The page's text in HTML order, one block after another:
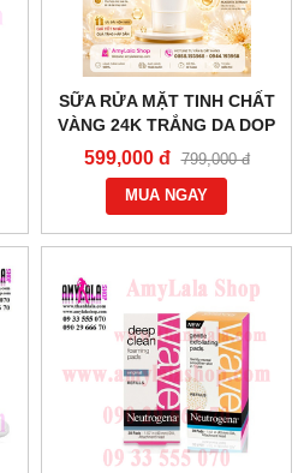
SỮA RỬA MẶT TINH CHẤT
VÀNG 24K TRẮNG DA DOP
LASCAD® NANO GOLD
GLUTATHIONE 270ML -
0858193968 - 0944193968 -
AMYLALASHOP.COM -
599,000 đ 799,000 đ
MUA NGAY